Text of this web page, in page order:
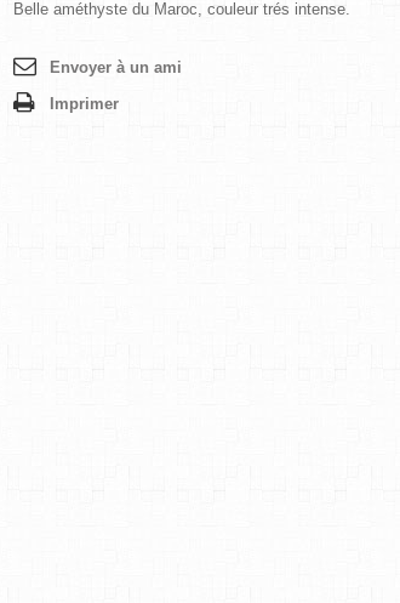
Belle améthyste du Maroc, couleur trés intense.
Envoyer à un ami
Imprimer